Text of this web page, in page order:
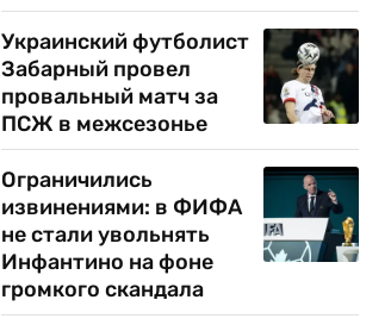
Украинский футболист
Забарный провел
провальный матч за
ПСЖ в межсезонье
Ограничились
извинениями: в ФИФА
не стали увольнять
Инфантино на фоне
громкого скандала